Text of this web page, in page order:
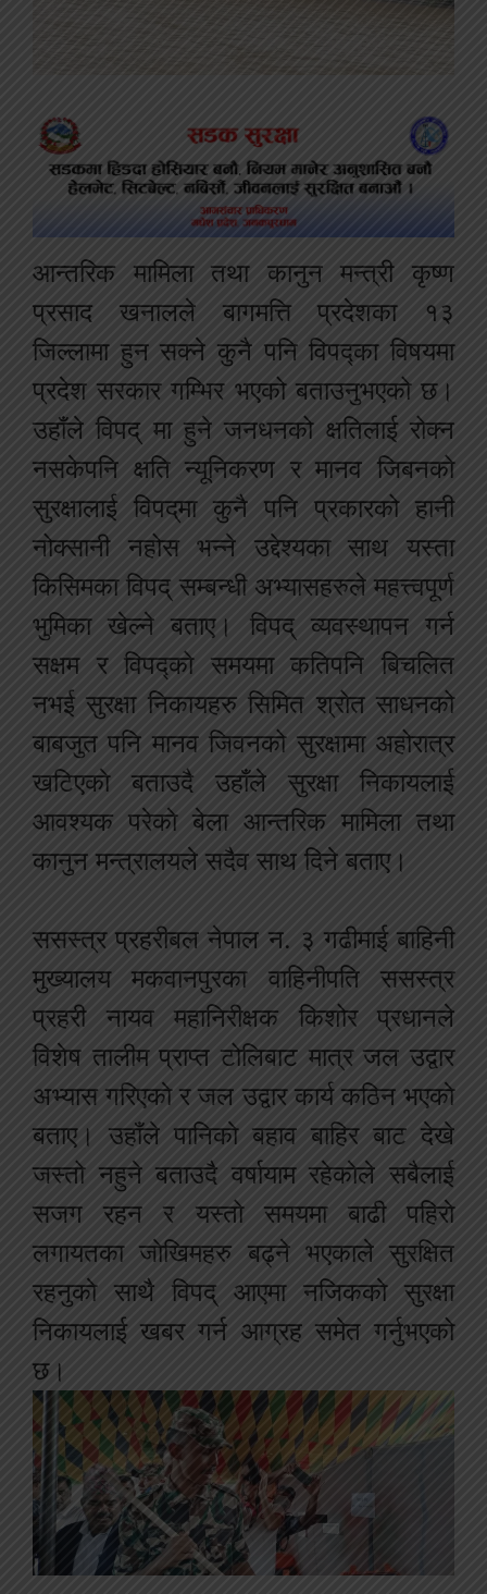
आन्तरिक मामिला तथा कानुन मन्त्री कृष्ण
प्रसाद खनालले बागमत्ति प्रदेशका १३
जिल्लामा हुन सक्ने कुनै पनि विपद्का विषयमा
प्रदेश सरकार गम्भिर भएको बताउनुभएको छ।
उहाँले विपद् मा हुने जनधनको क्षतिलाई रोक्न
नसकेपनि क्षति न्यूनिकरण र मानव जिबनको
सुरक्षालाई विपद्‌मा कुनै पनि प्रकारको हानी
नोक्सानी नहोस भन्ने उद्देश्यका साथ यस्ता
किसिमका विपद् सम्बन्धी अभ्यासहरुले महत्त्वपूर्ण
भुमिका खेल्ने बताए। विपद् व्यवस्थापन गर्न
सक्षम र विपद्को समयमा कतिपनि बिचलित
नभई सुरक्षा निकायहरु सिमित श्रोत साधनको
बाबजुत पनि मानव जिवनको सुरक्षामा अहोरात्र
खटिएकाे बताउदै उहाँले सुरक्षा निकायलाई
आवश्यक परेकाे बेला आन्तरिक मामिला तथा
कानुन मन्त्रालयले सदैव साथ दिने बताए।
ससस्त्र प्रहरीबल नेपाल न. ३ गढीमाई बाहिनी
मुख्यालय मकवानपुरका वाहिनीपति ससस्त्र
प्रहरी नायव महानिरीक्षक किशोर प्रधानले
विशेष तालीम प्राप्त टोलिबाट मात्र जल उद्वार
अभ्यास गरिएकाे र जल उद्वार कार्य कठिन भएकाे
बताए। उहाँले पानिकाे बहाव बाहिर बाट देखे
जस्तो नहुने बताउदै वर्षायाम रहेकाेले सबैलाई
सजग रहन र यस्तो समयमा बाढी पहिराे
लगायतका जाेखिमहरु बढ्ने भएकाले सुरक्षित
रहनुकाे साथै विपद् आएमा नजिककाे सुरक्षा
निकायलाई खबर गर्न आग्रह समेत गर्नुभएको
छ।